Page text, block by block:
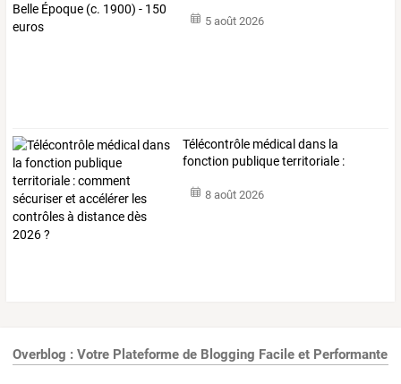
5 août 2026
Télécontrôle médical dans la
fonction publiqueterritoriale :
8 août 2026
Overblog : Votre Plateforme de Blogging Facile et Performante